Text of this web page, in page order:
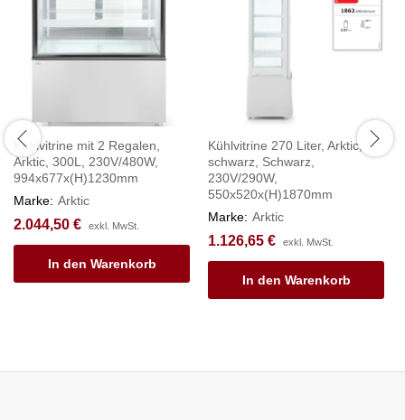
Kühlvitrine mit 2 Regalen,
Arktic, 300L, 230V/480W,
994x677x(H)1230mm
Marke: Arktic
2.044,50 € exkl. MwSt.
In den Warenkorb
Kühlvitrine 270 Liter, Arktic,
schwarz, Schwarz,
230V/290W,
550x520x(H)1870mm
Marke: Arktic
1.126,65 € exkl. MwSt.
In den Warenkorb